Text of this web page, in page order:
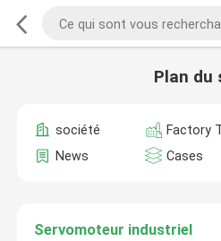
Plan du
société Factory
News
Cases
Servomoteur industriel